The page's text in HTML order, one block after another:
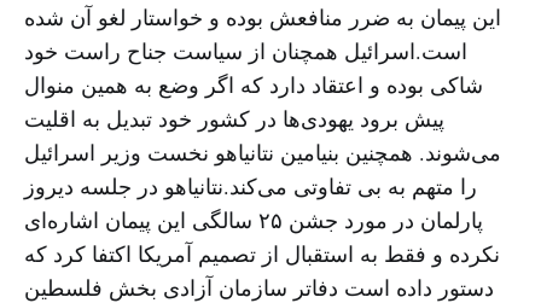
این پیمان به ضرر منافعش بوده و خواستار لغو آن شده
است.اسرائیل همچنان از سیاست جناح راست خود
شاکی بوده و اعتقاد دارد که اگر وضع به همین منوال
پیش برود یهودی‌ها در کشور خود تبدیل به اقلیت
می‌شوند. همچنین بنیامین نتانیاهو نخست وزیر اسرائیل
را متهم به بی تفاوتی می‌کند.نتانیاهو در جلسه دیروز
پارلمان در مورد جشن ۲۵ سالگی این پیمان اشاره‌ای
نکرده و فقط به استقبال از تصمیم آمریکا اکتفا کرد که
دستور داده است دفاتر سازمان آزادی بخش فلسطین